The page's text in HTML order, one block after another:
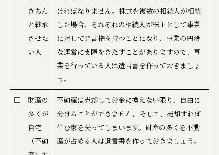
きちん
と継承
させた
い人
ければなりません。株式を複数の相続人が相続
した場合、それぞれの相続人が株主として事業
に対して発言権を持つことになり、事業の円滑
な運営に支障をきたすことがありますので、事
業を行っている人は遺言書を作っておきましょ
う。
□
財産の
多くが
自宅
（不動
不動産は売却してお金に換えない限り、自由に
分けることができません。そして、売却すれば
住む家を失ってしまいます。財産の多くを不動
産が占める人は遺言書を作っておきましょう。